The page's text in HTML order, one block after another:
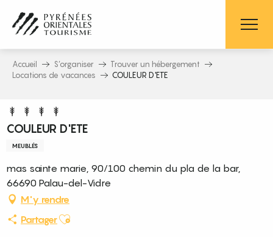
contenu
principal
Accueil S’organiser
Trouver un hébergement
Locations de vacances
COULEUR D'ETE
COULEUR D'ETE
MEUBLÉS
mas sainte marie, 90/100 chemin du pla de la bar,
66690 Palau-del-Vidre
M'y rendre
PartagerAjouter aux favoris